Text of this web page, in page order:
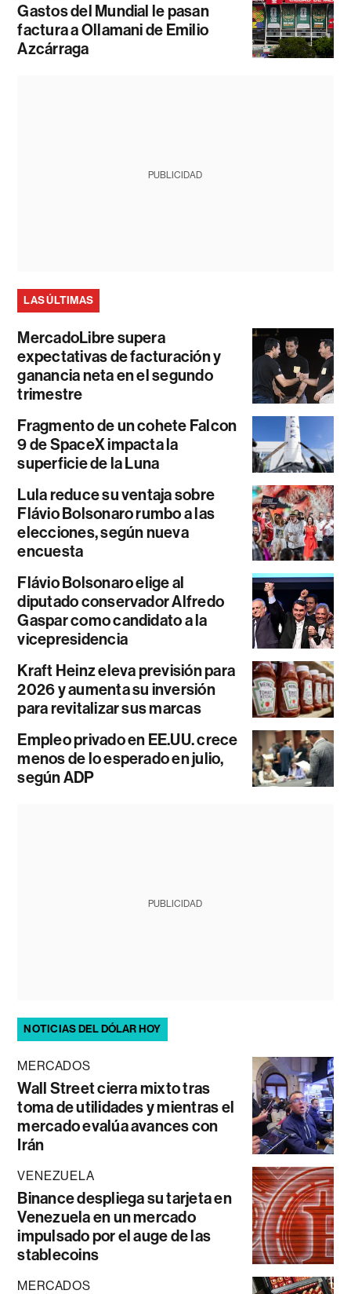
Gastos del Mundial le pasan
factura a Ollamani de Emilio
Azcárraga
PUBLICIDAD
LAS ÚLTIMAS
MercadoLibre supera
expectativas de facturación y
ganancia neta en el segundo
trimestre
Fragmento de un cohete Falcon
9 de SpaceX impacta la
superficie de la Luna
Lula reduce su ventaja sobre
Flávio Bolsonaro rumbo a las
elecciones, según nueva
encuesta
Flávio Bolsonaro elige al
diputado conservador Alfredo
Gaspar como candidato a la
vicepresidencia
Kraft Heinz eleva previsión para
2026 y aumenta su inversión
para revitalizar sus marcas
Empleo privado en EE.UU. crece
menos de lo esperado en julio,
según ADP
PUBLICIDAD
NOTICIAS DEL DÓLAR HOY
MERCADOS
Wall Street cierra mixto tras
toma de utilidades y mientras el
mercado evalúa avances con
Irán
VENEZUELA
Binance despliega su tarjeta en
Venezuela en un mercado
impulsado por el auge de las
stablecoins
MERCADOS